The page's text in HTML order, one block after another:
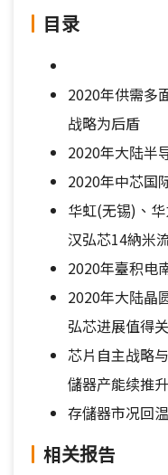
目录
2020年供需多
战略为后盾
2020年大陆半
2020年中芯国
华虹(无锡)、
汉弘芯14納米
2020年臺积电
2020年大陆晶
弘芯进展值得
芯片自主战略
儲器产能续推升
存儲器市况回
相关报告